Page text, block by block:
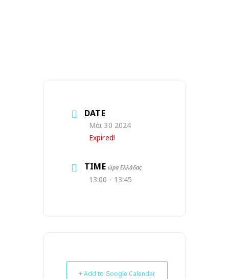
DATE
Μάι 30 2024
Expired!
TIME ώρα Ελλάδας
13:00 - 13:45
+ Add to Google Calendar